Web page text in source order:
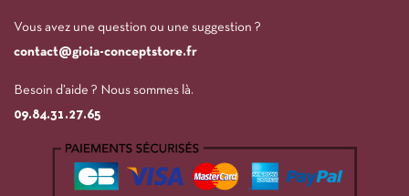
Vous avez une question ou une suggestion ?
contact@gioia-conceptstore.fr
Besoin d’aide ? Nous sommes là.
09.84.31.27.65